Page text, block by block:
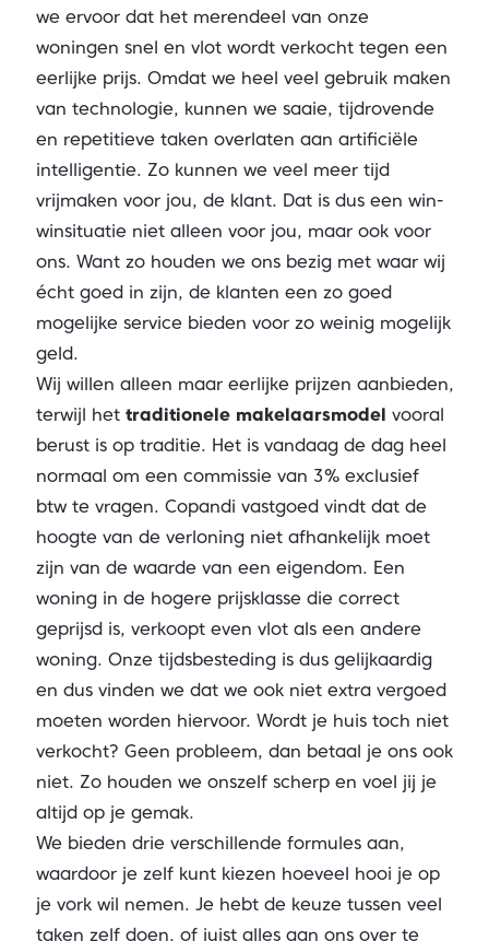
we ervoor dat het merendeel van onze
woningen snel en vlot wordt verkocht tegen een
eerlijke prijs. Omdat we heel veel gebruik maken
van technologie, kunnen we saaie, tijdrovende
en repetitieve taken overlaten aan artificiële
intelligentie. Zo kunnen we veel meer tijd
vrijmaken voor jou, de klant. Dat is dus een win-
winsituatie niet alleen voor jou, maar ook voor
ons. Want zo houden we ons bezig met waar wij
écht goed in zijn, de klanten een zo goed
mogelijke service bieden voor zo weinig mogelijk
geld.
Wij willen alleen maar eerlijke prijzen aanbieden,
terwijl het traditionele makelaarsmodel vooral
berust is op traditie. Het is vandaag de dag heel
normaal om een commissie van 3% exclusief
btw te vragen. Copandi vastgoed vindt dat de
hoogte van de verloning niet afhankelijk moet
zijn van de waarde van een eigendom. Een
woning in de hogere prijsklasse die correct
geprijsd is, verkoopt even vlot als een andere
woning. Onze tijdsbesteding is dus gelijkaardig
en dus vinden we dat we ook niet extra vergoed
moeten worden hiervoor. Wordt je huis toch niet
verkocht? Geen probleem, dan betaal je ons ook
niet. Zo houden we onszelf scherp en voel jij je
altijd op je gemak.
We bieden drie verschillende formules aan,
waardoor je zelf kunt kiezen hoeveel hooi je op
je vork wil nemen. Je hebt de keuze tussen veel
taken zelf doen, of juist alles aan ons over te